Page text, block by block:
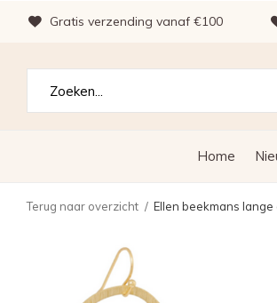
Home
Gratis verzending vanaf €100
Terug naar overzicht Ellen beekmans